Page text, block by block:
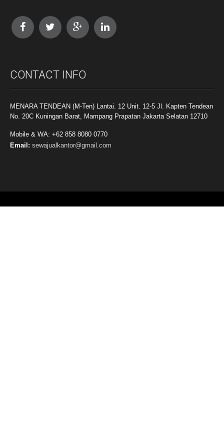
CONTACT INFO
MENARA TENDEAN (M-Ten) Lantai. 12 Unit. 12-5 Jl. Kapten Tendean
No. 20C Kuningan Barat, Mampang Prapatan Jakarta Selatan 12710
Mobile & WA: +62 858 8080 0770
Email: sewajualkantor@gmail.com